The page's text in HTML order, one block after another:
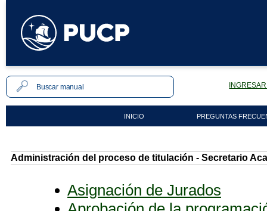
INICIO PREGUNTAS
Administración del proceso de titulación - Secretario
Asignación de Jurados